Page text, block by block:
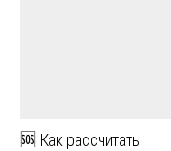
🆘 Как рассчитать